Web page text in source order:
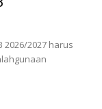
2026/2027 harus